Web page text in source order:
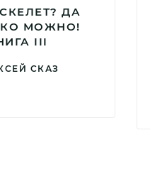
ДА
МОЖНО!
III
СКАЗ